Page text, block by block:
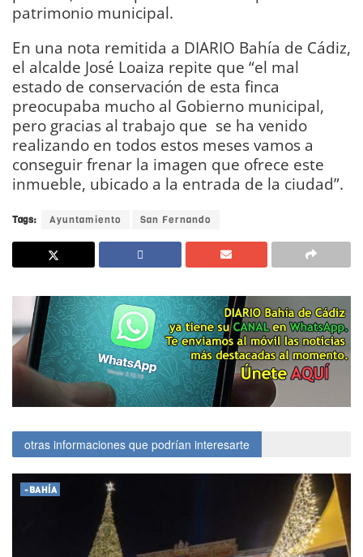
patrimonio municipal.
En una nota remitida a DIARIO Bahía de Cádiz,
el alcalde José Loaiza repite que “el mal
estado de conservación de esta finca
preocupaba mucho al Gobierno municipal,
pero gracias al trabajo que se ha venido
realizando en todos estos meses vamos a
conseguir frenar la imagen que ofrece este
inmueble, ubicado a la entrada de la ciudad”.
Tags: Ayuntamiento San Fernando
otras informaciones que podrían interesarte
-BAHÍA